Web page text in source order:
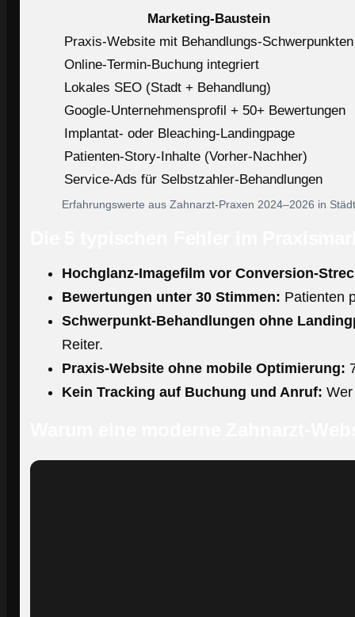
Marketing-Baustein
Praxis-Website mit Behandlungs-Schwerpunkten
Online-Termin-Buchung integriert
Lokales SEO (Stadt + Behandlung)
Google-Unternehmensprofil + 50+ Bewertungen
Implantat- oder Bleaching-Landingpage
Patienten-Story-Inhalte (Vorher-Nachher)
Service-Ads für Selbstzahler-Behandlungen
Erfahrungswerte aus Zahnarzt-Praxen 2024–2026 in
Hochglanz-Imagefilm vor Conversion-
Bewertungen unter 30 Stimmen: Patienten
Schwerpunkt-Behandlungen ohne
Reiter.
Praxis-Website ohne mobile Optimierung:
Kein Tracking auf Buchung und Anruf: